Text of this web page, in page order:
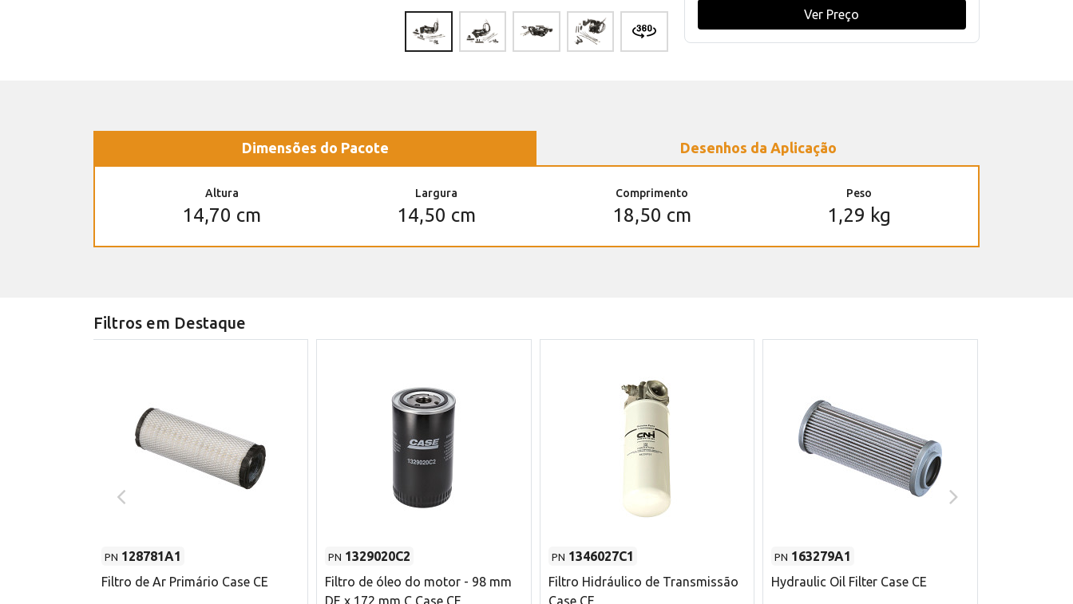
Ver Preço
Dimensões do Pacote Desenhos da Aplicação
Altura
14,70 cm
Largura
14,50 cm
Comprimento
18,50 cm
Peso
1,29 kg
Filtros em Destaque
PN 128781A1
Filtro de Ar Primário Case CE
PN 1329020C2
Filtro de óleo do motor - 98 mm
PN 1346027C1
Filtro Hidráulico de Transmissão
PN 163279A1
Hydraulic Oil Filter Case CE